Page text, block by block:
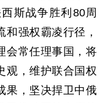
斯战争胜利80周
强权霸凌行径，
会常任理事国，将
观，维护联合国权
果，坚决捍卫中俄